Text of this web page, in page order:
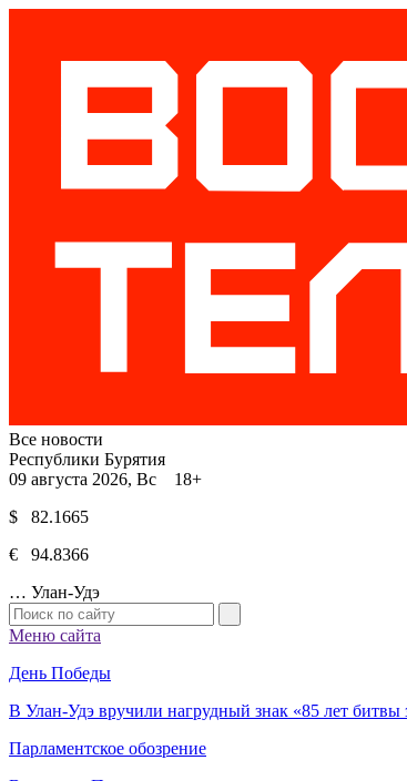
Все новости
Республики Бурятия
09 августа 2026, Вс 18+
$ 82.1665
€ 94.8366
… Улан-Удэ
Меню сайта
День Победы
В Улан-Удэ вручили нагрудный знак «85 лет
Парламентское обозрение